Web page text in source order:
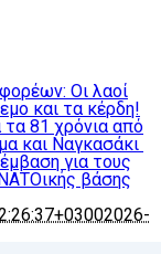
Οι λαοί
και τα κέρδη!
τα 81 χρόνια από
και Ναγκασάκι
για τους
βάσης
2026-